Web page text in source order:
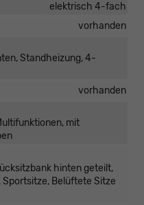
elektrisch 4-fach
vorhanden
Standheizung, 4-
vorhanden
mit
hinten geteilt,
Belüftete Sitze